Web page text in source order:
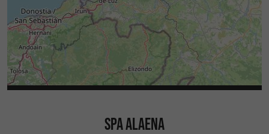
SPA ALAENA